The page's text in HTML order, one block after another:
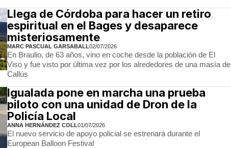
Llega de Córdoba para hacer un retiro
espiritual en el Bages y desaparece
misteriosamente
MARC PASCUAL GARSABALL02/07/2026
En Braulio, de 63 años, vino en coche desde la población de El
Viso y fue visto por última vez por los alrededores de una masía de
Callús
Igualada pone en marcha una prueba
piloto con una unidad de Dron de la
Policía Local
ANNA HERNÁNDEZ COLL01/07/2026
El nuevo servicio de apoyo policial se estrenará durante el
European Balloon Festival